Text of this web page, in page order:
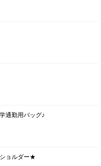
通勤用バッグ♪
ョルダー★